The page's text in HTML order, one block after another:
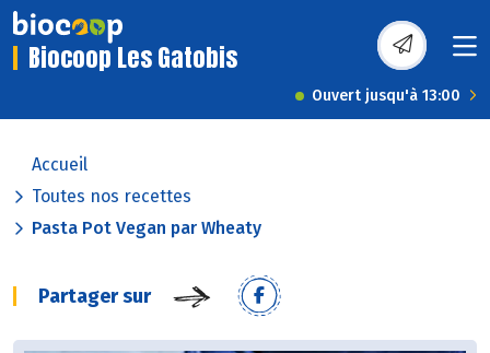
Biocoop Les Gatobis
Ouvert jusqu'à 13:00
Accueil
Toutes nos recettes
Pasta Pot Vegan par Wheaty
Partager sur